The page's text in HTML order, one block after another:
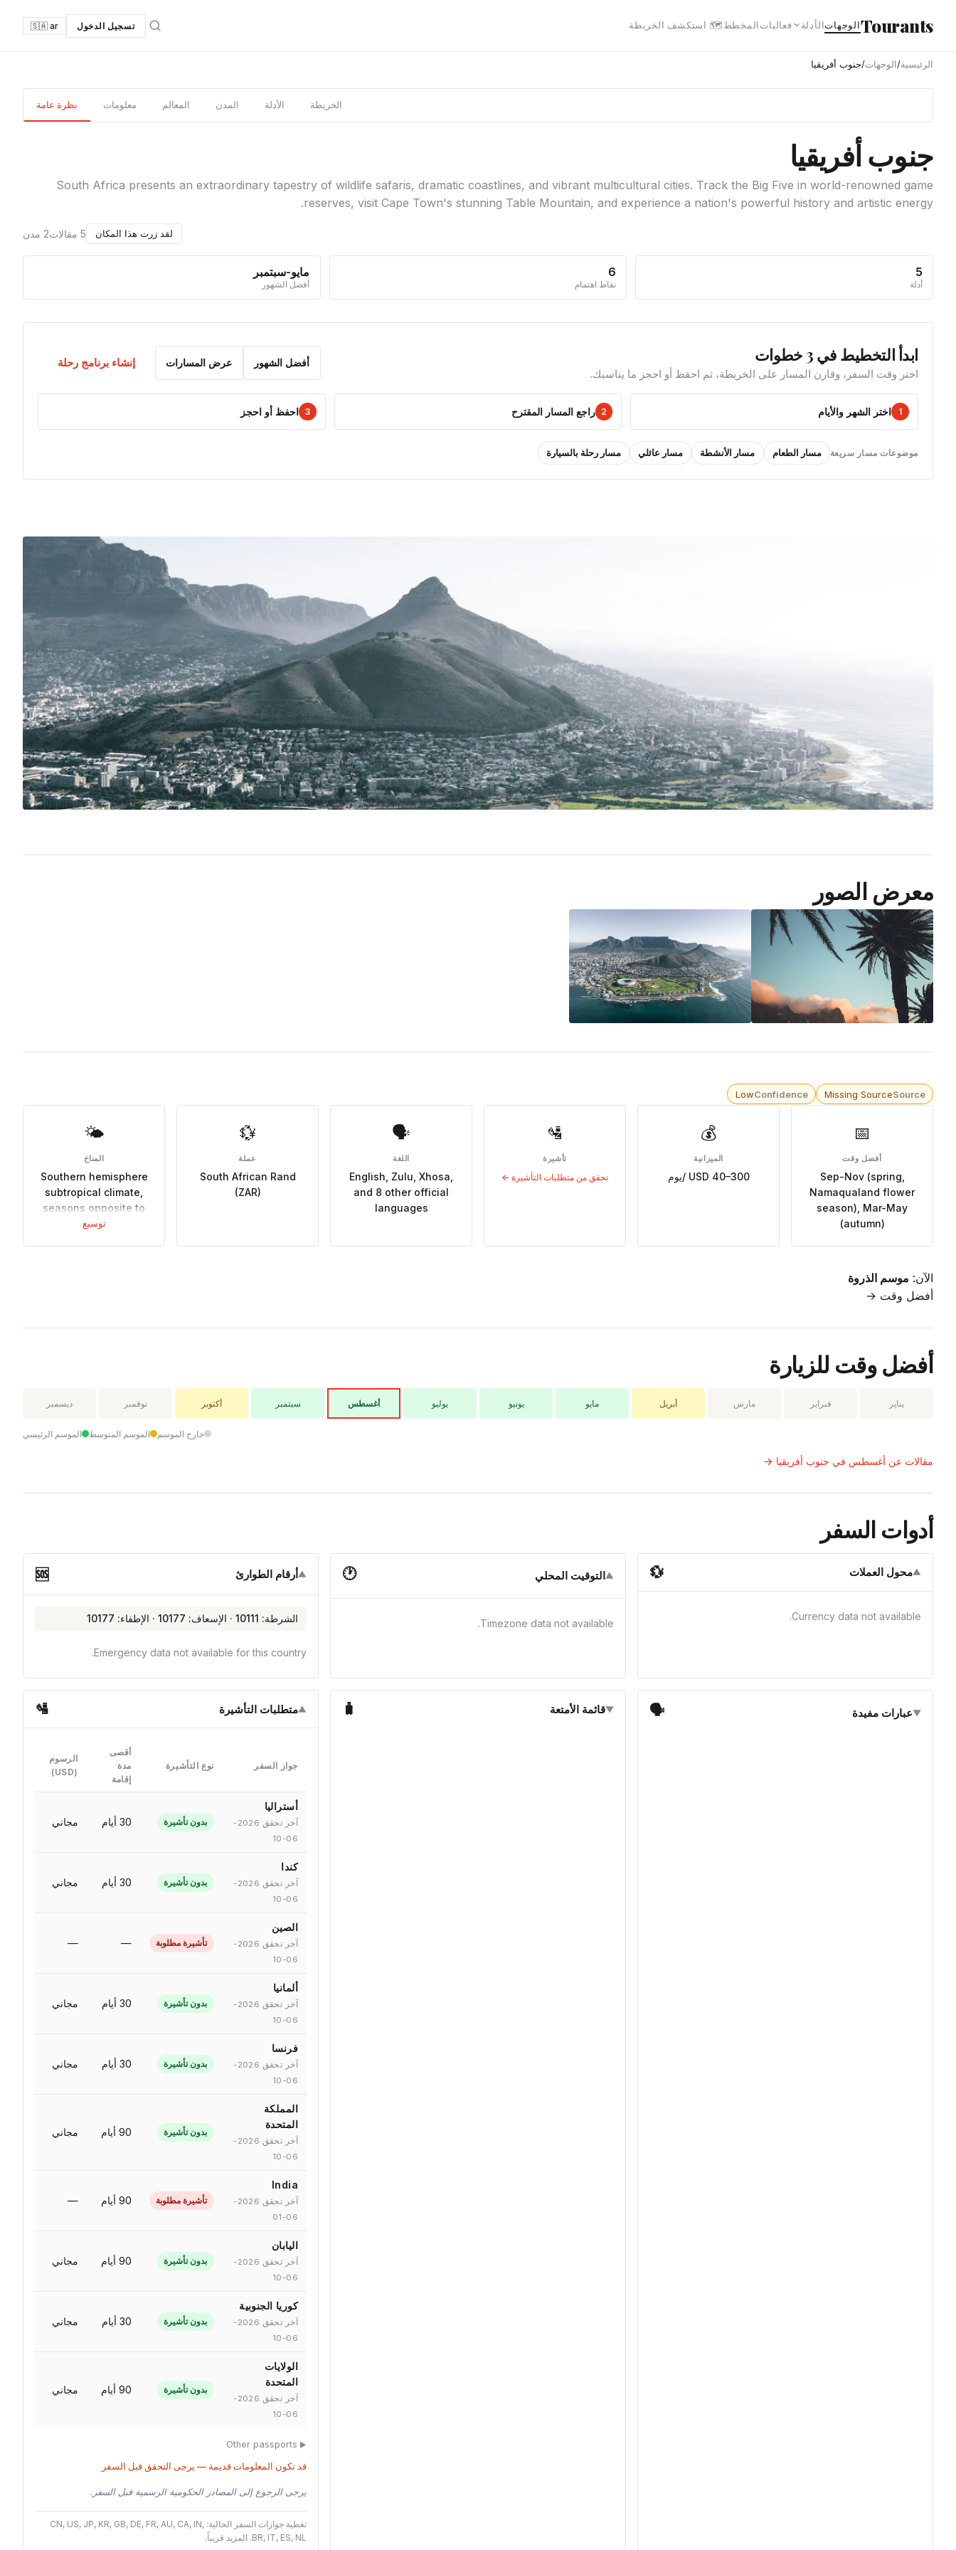
Tourantsالوجهاتالأدلة فعالياتالمخطط 🗺 استكشف الخريطة تسجيل الدخول 🇸🇦 ar
الرئيسية/الوجهات/جنوب أفريقيا
نظرة عامة معلومات المعالم المدن الأدلة الخريطة
جنوب أفريقيا
South Africa presents an extraordinary tapestry of wildlife safaris, dramatic coastlines, and vibrant multicultural cities. Track the Big Five in world-renowned game
reserves, visit Cape Town's stunning Table Mountain, and experience a nation's powerful history and artistic energy.
2 مدن 5 مقالات لقد زرت هذا المكان
5
أدلة
6
نقاط اهتمام
مايو-سبتمبر
أفضل الشهور
ابدأ التخطيط في 3 خطوات
اختر وقت السفر، وقارن المسار على الخريطة، ثم احفظ أو احجز ما يناسبك.
أفضل الشهور عرض المسارات إنشاء برنامج رحلة
1 اختر الشهر والأيام 2 راجع المسار المقترح 3 احفظ أو احجز
موضوعات مسار سريعة مسار الطعام مسار الأنشطة مسار عائلي مسار رحلة بالسيارة
معرض الصور
Source
Missing Source
Confidence
Low
📅
أفضل وقت
Sep-Nov (spring,
Namaqualand flower
season), Mar-May
(autumn)
💰
الميزانية
USD 40–300 /يوم
🛂
تأشيرة
تحقق من متطلبات التأشيرة ←
🗣
اللغة
English, Zulu, Xhosa,
and 8 other official
languages
💱
عملة
South African Rand
(ZAR)
🌤
المناخ
Southern hemisphere
subtropical climate,
seasons opposite to
Northern hemisphere.
توسيع
الآن: موسم الذروة
أفضل وقت →
أفضل وقت للزيارة
يناير فبراير مارس أبريل مايو يونيو يوليو أغسطس سبتمبر أكتوبر نوفمبر ديسمبر
الموسم الرئيسي الموسم المتوسط خارج الموسم
مقالات عن أغسطس في جنوب أفريقيا →
أدوات السفر
💱 محول العملات▼
Currency data not available.
🕐 التوقيت المحلي▼
Timezone data not available.
🆘 أرقام الطوارئ▼
الشرطة: 10111 · الإسعاف: 10177 · الإطفاء: 10177
Emergency data not available for this country.
🗣 عبارات مفيدة▼
🧳 قائمة الأمتعة▼
🛂 متطلبات التأشيرة▼
جواز السفر نوع التأشيرة
أقصى
مدة
إقامة
الرسوم
(USD)
أستراليا
آخر تحقق 2026-
06-10
بدون تأشيرة 30 أيام مجاني
كندا
آخر تحقق 2026-
06-10
بدون تأشيرة 30 أيام مجاني
الصين
آخر تحقق 2026-
06-10
تأشيرة مطلوبة —
—
ألمانيا
آخر تحقق 2026-
06-10
بدون تأشيرة 30 أيام مجاني
فرنسا
آخر تحقق 2026-
06-10
بدون تأشيرة 30 أيام مجاني
المملكة
المتحدة
آخر تحقق 2026-
06-10
بدون تأشيرة 90 أيام مجاني
India
آخر تحقق 2026-
06-01
تأشيرة مطلوبة 90 أيام —
اليابان
آخر تحقق 2026-
06-10
بدون تأشيرة 90 أيام مجاني
كوريا الجنوبية
آخر تحقق 2026-
06-10
بدون تأشيرة 30 أيام مجاني
الولايات
المتحدة
آخر تحقق 2026-
06-10
بدون تأشيرة 90 أيام مجاني
Other passports
قد تكون المعلومات قديمة — يرجى التحقق قبل السفر
يرجى الرجوع إلى المصادر الحكومية الرسمية قبل السفر.
تغطية جوازات السفر الحالية: CN, US, JP, KR, GB, DE, FR, AU, CA, IN,
BR, IT, ES, NL. المزيد قريباً.